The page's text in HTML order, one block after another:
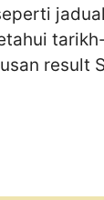
result